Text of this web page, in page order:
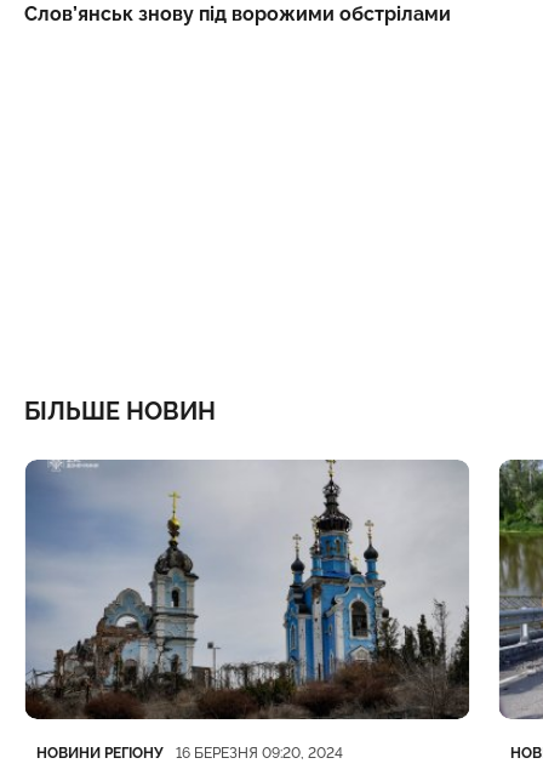
Слов’янськ знову під ворожими обстрілами
БІЛЬШЕ НОВИН
Категорія
НОВИНИ РЕГІОНУ
Дата публікації 16 БЕРЕЗНЯ 09:20, 2024